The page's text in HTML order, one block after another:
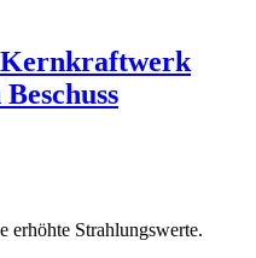
Kernkraftwerk
erhöhte Strahlungswerte.